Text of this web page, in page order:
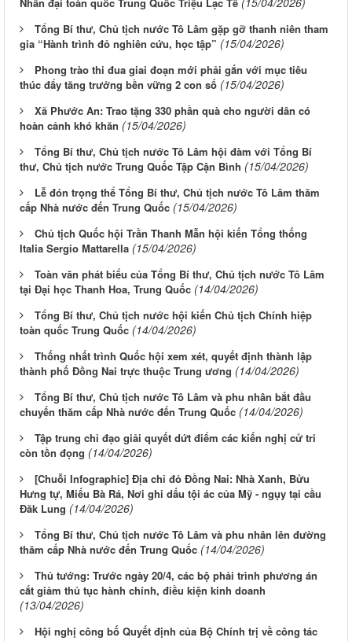
Tổng Bí thư, Chủ tịch nước Tô Lâm gặp gỡ thanh niên tham
gia “Hành trình đỏ nghiên cứu, học tập” (15/04/2026)
Phong trào thi đua giai đoạn mới phải gắn với mục tiêu
thúc đẩy tăng trưởng bền vững 2 con số (15/04/2026)
Xã Phước An: Trao tặng 330 phần quà cho người dân có
hoàn cảnh khó khăn (15/04/2026)
Tổng Bí thư, Chủ tịch nước Tô Lâm hội đàm với Tổng Bí
thư, Chủ tịch nước Trung Quốc Tập Cận Bình (15/04/2026)
Lễ đón trọng thể Tổng Bí thư, Chủ tịch nước Tô Lâm thăm
cấp Nhà nước đến Trung Quốc (15/04/2026)
Chủ tịch Quốc hội Trần Thanh Mẫn hội kiến Tổng thống
Italia Sergio Mattarella (15/04/2026)
Toàn văn phát biểu của Tổng Bí thư, Chủ tịch nước Tô Lâm
tại Đại học Thanh Hoa, Trung Quốc (14/04/2026)
Tổng Bí thư, Chủ tịch nước hội kiến Chủ tịch Chính hiệp
toàn quốc Trung Quốc (14/04/2026)
Thống nhất trình Quốc hội xem xét, quyết định thành lập
thành phố Đồng Nai trực thuộc Trung ương (14/04/2026)
Tổng Bí thư, Chủ tịch nước Tô Lâm và phu nhân bắt đầu
chuyến thăm cấp Nhà nước đến Trung Quốc (14/04/2026)
Tập trung chỉ đạo giải quyết dứt điểm các kiến nghị cử tri
còn tồn đọng (14/04/2026)
[Chuỗi Infographic] Địa chỉ đỏ Đồng Nai: Nhà Xanh, Bửu
Hưng tự, Miếu Bà Rá, Nơi ghi dấu tội ác của Mỹ - ngụy tại cầu
Đăk Lung (14/04/2026)
Tổng Bí thư, Chủ tịch nước Tô Lâm và phu nhân lên đường
thăm cấp Nhà nước đến Trung Quốc (14/04/2026)
Thủ tướng: Trước ngày 20/4, các bộ phải trình phương án
cắt giảm thủ tục hành chính, điều kiện kinh doanh
(13/04/2026)
Hội nghị công bố Quyết định của Bộ Chính trị về công tác